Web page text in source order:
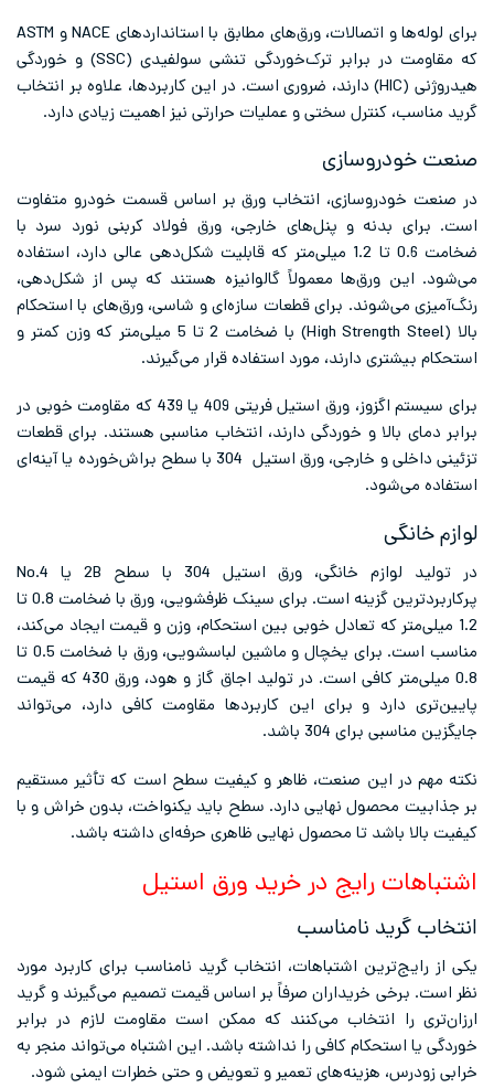
برای لوله‌ها و اتصالات، ورق‌های مطابق با استانداردهای NACE و ASTM
که مقاومت در برابر ترک‌خوردگی تنشی سولفیدی (SSC) و خوردگی
هیدروژنی (HIC) دارند، ضروری است. در این کاربردها، علاوه بر انتخاب
گرید مناسب، کنترل سختی و عملیات حرارتی نیز اهمیت زیادی دارد.
صنعت خودروسازی
در صنعت خودروسازی، انتخاب ورق بر اساس قسمت خودرو متفاوت
است. برای بدنه و پنل‌های خارجی، ورق فولاد کربنی نورد سرد با
ضخامت 0.6 تا 1.2 میلی‌متر که قابلیت شکل‌دهی عالی دارد، استفاده
می‌شود. این ورق‌ها معمولاً گالوانیزه هستند که پس از شکل‌دهی،
رنگ‌آمیزی می‌شوند. برای قطعات سازه‌ای و شاسی، ورق‌های با استحکام
بالا (High Strength Steel) با ضخامت 2 تا 5 میلی‌متر که وزن کمتر و
استحکام بیشتری دارند، مورد استفاده قرار می‌گیرند.
برای سیستم اگزوز، ورق استیل فریتی 409 یا 439 که مقاومت خوبی در
برابر دمای بالا و خوردگی دارند، انتخاب مناسبی هستند. برای قطعات
تزئینی داخلی و خارجی، ورق استیل 304 با سطح براش‌خورده یا آینه‌ای
استفاده می‌شود.
لوازم خانگی
در تولید لوازم خانگی، ورق استیل 304 با سطح 2B یا No.4
پرکاربردترین گزینه است. برای سینک ظرفشویی، ورق با ضخامت 0.8 تا
1.2 میلی‌متر که تعادل خوبی بین استحکام، وزن و قیمت ایجاد می‌کند،
مناسب است. برای یخچال و ماشین لباسشویی، ورق با ضخامت 0.5 تا
0.8 میلی‌متر کافی است. در تولید اجاق گاز و هود، ورق 430 که قیمت
پایین‌تری دارد و برای این کاربردها مقاومت کافی دارد، می‌تواند
جایگزین مناسبی برای 304 باشد.
نکته مهم در این صنعت، ظاهر و کیفیت سطح است که تأثیر مستقیم
بر جذابیت محصول نهایی دارد. سطح باید یکنواخت، بدون خراش و با
کیفیت بالا باشد تا محصول نهایی ظاهری حرفه‌ای داشته باشد.
اشتباهات رایج در خرید ورق استیل
انتخاب گرید نامناسب
یکی از رایج‌ترین اشتباهات، انتخاب گرید نامناسب برای کاربرد مورد
نظر است. برخی خریداران صرفاً بر اساس قیمت تصمیم می‌گیرند و گرید
ارزان‌تری را انتخاب می‌کنند که ممکن است مقاومت لازم در برابر
خوردگی یا استحکام کافی را نداشته باشد. این اشتباه می‌تواند منجر به
خرابی زودرس، هزینه‌های تعمیر و تعویض و حتی خطرات ایمنی شود.